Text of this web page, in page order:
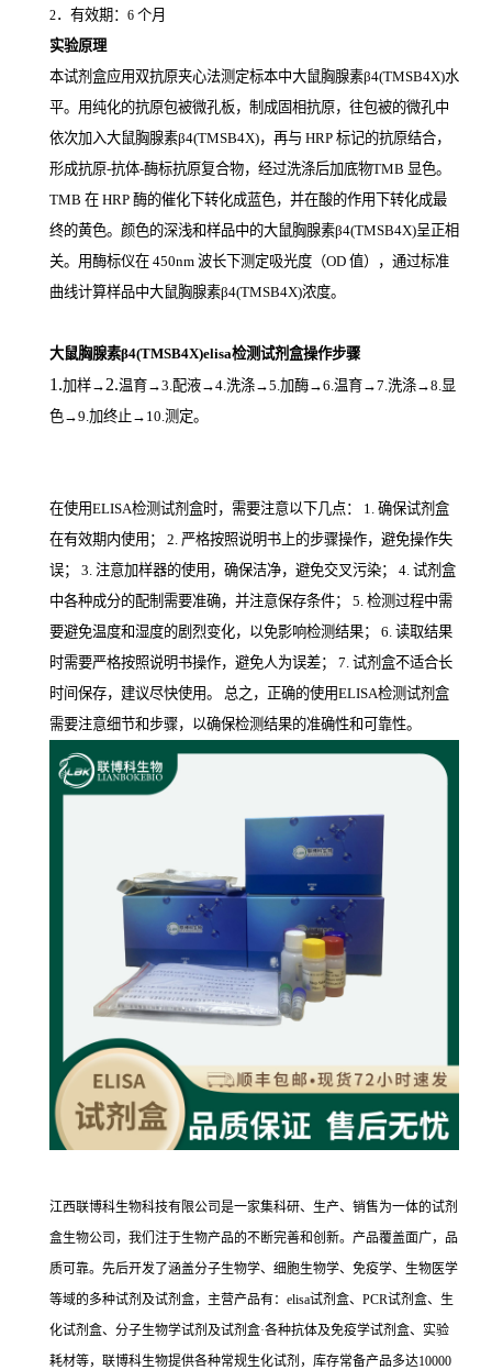
2．有效期： 6 个月
实验原理
本试剂盒应用双抗原夹心法测定标本中大鼠胸腺素β4(TMSB4X)水
平。用纯化的抗原包被微孔板，制成固相抗原，往包被的微孔中
依次加入大鼠胸腺素β4(TMSB4X)，再与 HRP 标记的抗原结合，
形成抗原-抗体-酶标抗原复合物，经过洗涤后加底物TMB 显色。
TMB 在 HRP 酶的催化下转化成蓝色，并在酸的作用下转化成最
终的黄色。颜色的深浅和样品中的大鼠胸腺素β4(TMSB4X)呈正相
关。用酶标仪在 450nm 波长下测定吸光度（OD 值），通过标准
曲线计算样品中大鼠胸腺素β4(TMSB4X)浓度。
大鼠胸腺素β4(TMSB4X)elisa检测试剂盒操作步骤
1.加样→ 2.温育→3.配液→4.洗涤→5.加酶→6.温育→7.洗涤→8.显
色→9.加终止→10.测定。
在使用ELISA检测试剂盒时，需要注意以下几点： 1. 确保试剂盒
在有效期内使用； 2. 严格按照说明书上的步骤操作，避免操作失
误； 3. 注意加样器的使用，确保洁净，避免交叉污染； 4. 试剂盒
中各种成分的配制需要准确，并注意保存条件； 5. 检测过程中需
要避免温度和湿度的剧烈变化，以免影响检测结果； 6. 读取结果
时需要严格按照说明书操作，避免人为误差； 7. 试剂盒不适合长
时间保存，建议尽快使用。 总之，正确的使用ELISA检测试剂盒
需要注意细节和步骤，以确保检测结果的准确性和可靠性。
江西联博科生物科技有限公司是一家集科研、生产、销售为一体的试剂
盒生物公司，我们注于生物产品的不断完善和创新。产品覆盖面广，品
质可靠。先后开发了涵盖分子生物学、细胞生物学、免疫学、生物医学
等域的多种试剂及试剂盒，主营产品有：elisa试剂盒、PCR试剂盒、生
化试剂盒、分子生物学试剂及试剂盒·各种抗体及免疫学试剂盒、实验
耗材等，联博科生物提供各种常规生化试剂，库存常备产品多达10000